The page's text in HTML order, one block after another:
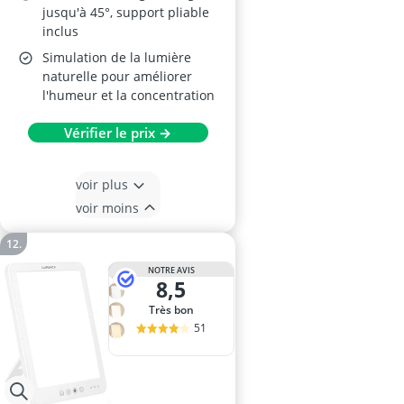
jusqu'à 45°, support pliable
inclus
Simulation de la lumière
naturelle pour améliorer
l'humeur et la concentration
Vérifier le prix →
voir plus
voir moins
NOTRE AVIS
8,5
Très bon
51